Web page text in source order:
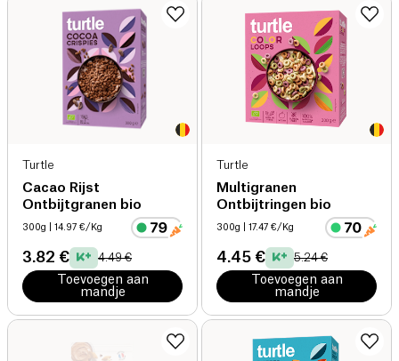
Turtle
Cacao Rijst
Ontbijtgranen bio
300g | 14.97 €/Kg
3.82 € 4.49 €
Toevoegen aan
mandje
Turtle
Multigranen
Ontbijtringen bio
300g | 17.47 €/Kg
4.45 € 5.24 €
Toevoegen aan
mandje